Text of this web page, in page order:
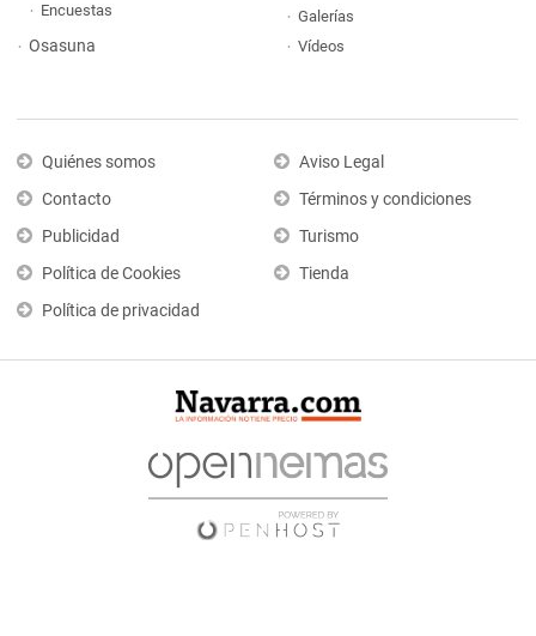
Encuestas
Osasuna
Galerías
Vídeos
Quiénes somos
Contacto
Publicidad
Política de Cookies
Política de privacidad
Aviso Legal
Términos y condiciones
Turismo
Tienda